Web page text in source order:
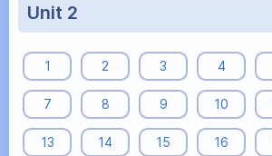
Unit 2
1 2 3 4
7 8 9 10
13 14 15 16